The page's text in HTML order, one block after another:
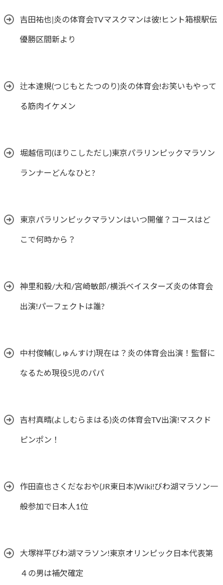
吉田祐也|炎の体育会TVマスクマンは彼!ヒント箱根駅伝
優勝区間新より
辻本達規(つじもとたつのり)炎の体育会!お笑いもやって
る筋肉イケメン
堀越信司(ほりこしただし)東京パラリンピックマラソン
ランナーどんなひと?
東京パラリンピックマラソンはいつ開催？コースはど
こで何時から？
神里和毅/大和/宮崎敏郎/横浜ベイスターズ炎の体育会
出演!パーフェクトは誰?
中村俊輔(しゅんすけ)現在は？炎の体育会出演！監督に
なるため現役5児のパパ
吉村真晴(よしむらまはる)炎の体育会TV出演!マスクド
ピンポン！
作田直也さくだなおや(JR東日本)Wiki!びわ湖マラソン一
般参加で日本人1位
大塚祥平びわ湖マラソン!東京オリンピック日本代表第
４の男は補欠確定